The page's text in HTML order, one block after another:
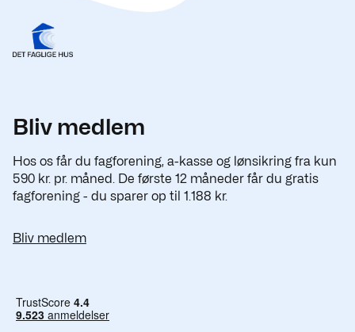
Bliv medlem
Hos os får du fagforening, a-kasse og lønsikring fra kun
590 kr. pr. måned. De første 12 måneder får du gratis
fagforening - du sparer op til 1.188 kr.
Bliv medlem